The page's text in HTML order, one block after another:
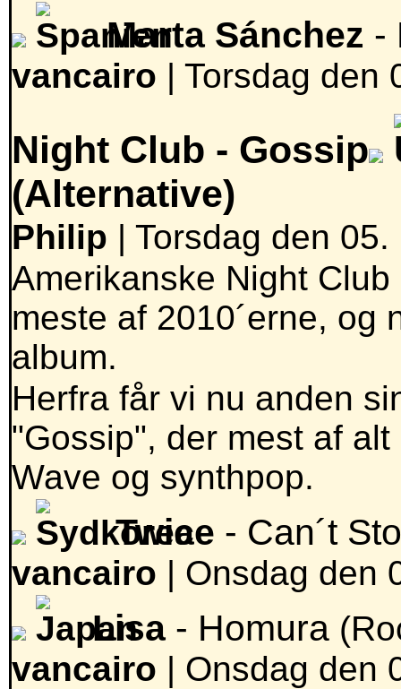
Marta Sánchez -
vancairo | Torsdag den
Night Club - Gossip
(Alternative)
Philip | Torsdag den
Amerikanske Night
meste af 2010´erne, og
album.
Herfra får vi nu anden
"Gossip", der mest af
Wave og synthpop.
Twice - Can´t
vancairo | Onsdag den
Lisa - Homura
vancairo | Onsdag den